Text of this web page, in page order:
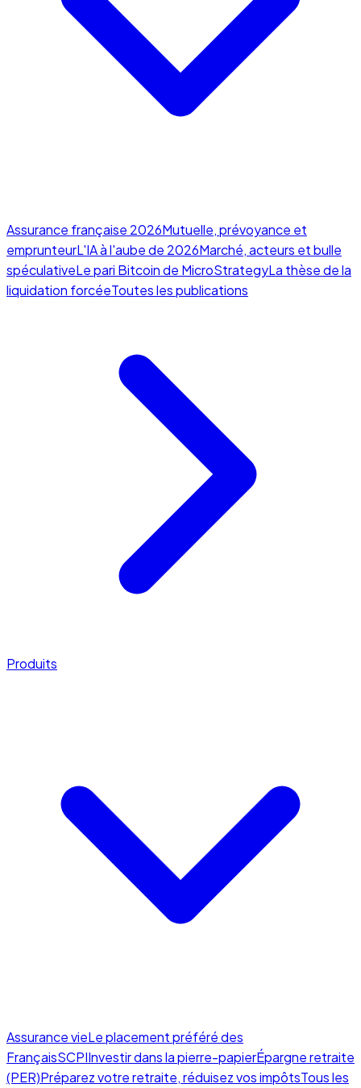
Assurance française 2026Mutuelle, prévoyance et
emprunteurL'IA à l'aube de 2026Marché, acteurs et bulle
spéculativeLe pari Bitcoin de MicroStrategyLa thèse de la
liquidation forcéeToutes les publications
Produits
Assurance vieLe placement préféré des
FrançaisSCPIInvestir dans la pierre-papierÉpargne retraite
(PER)Préparez votre retraite, réduisez vos impôtsTous les